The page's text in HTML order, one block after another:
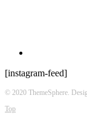
[instagram-feed]
© 2020 ThemeSphere.
Top